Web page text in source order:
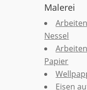
Malerei
Nessel
Papier
Eisen